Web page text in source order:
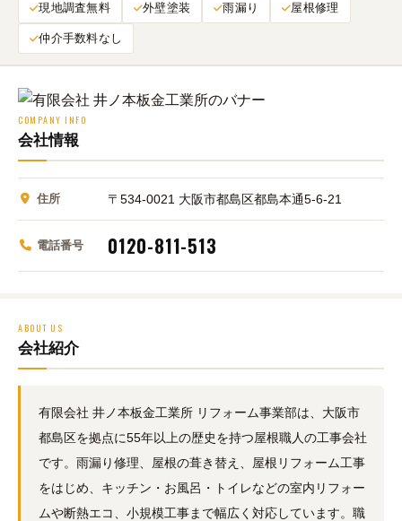
現地調査無料 外壁塗装 雨漏り 屋根修理
仲介手数料なし
COMPANY INFO
会社情報
住所 〒534-0021 大阪市都島区都島本通5-6-21
電話番号 0120-811-513
ABOUT US
会社紹介
有限会社 井ノ本板金工業所 リフォーム事業部は、大阪市
都島区を拠点に55年以上の歴史を持つ屋根職人の工事会社
です。雨漏り修理、屋根の葺き替え、屋根リフォーム工事
をはじめ、キッチン・お風呂・トイレなどの室内リフォー
ムや断熱エコ、小規模工事まで幅広く対応しています。職